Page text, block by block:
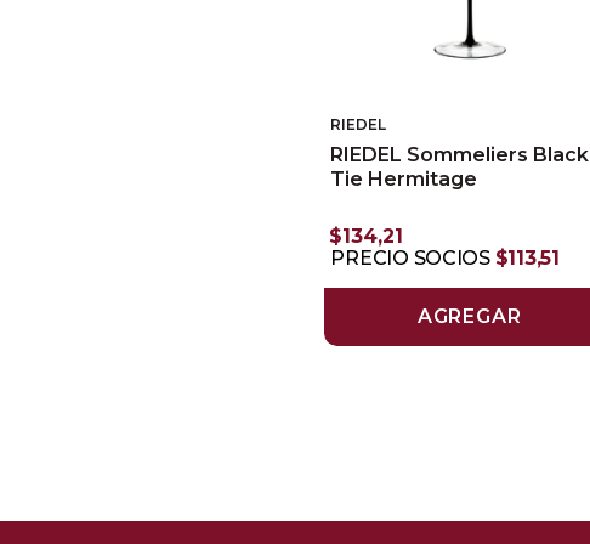
RIEDEL
RIEDEL Sommeliers Black
Tie Hermitage
$134,21
PRECIO SOCIOS $113,51
AGREGAR